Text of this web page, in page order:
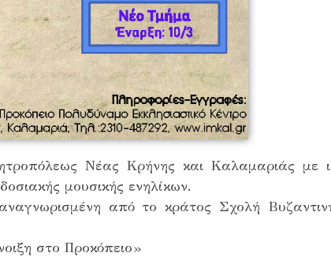
Νέας Κρήνης και Καλαμαριάς με
μουσικής ενηλίκων.
από το κράτος Σχολή
στο Προκόπειο»